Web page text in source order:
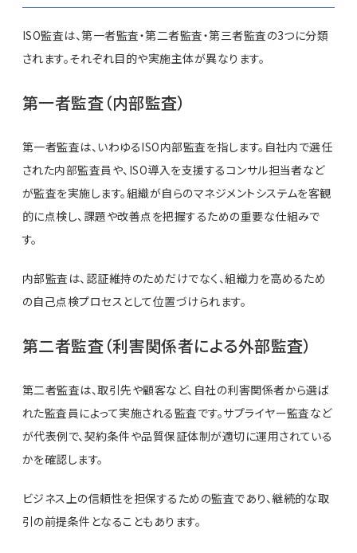
ISO監査は、第一者監査・第二者監査・第三者監査の3つに分類
されます。それぞれ目的や実施主体が異なります。
第一者監査（内部監査）
第一者監査は、いわゆるISO内部監査を指します。自社内で選任
された内部監査員や、ISO導入を支援するコンサル担当者など
が監査を実施します。組織が自らのマネジメントシステムを客観
的に点検し、課題や改善点を把握するための重要な仕組みで
す。
内部監査は、認証維持のためだけでなく、組織力を高めるため
の自己点検プロセスとして位置づけられます。
第二者監査（利害関係者による外部監査）
第二者監査は、取引先や顧客など、自社の利害関係者から選ば
れた監査員によって実施される監査です。サプライヤー監査など
が代表例で、契約条件や品質保証体制が適切に運用されている
かを確認します。
ビジネス上の信頼性を担保するための監査であり、継続的な取
引の前提条件となることもあります。